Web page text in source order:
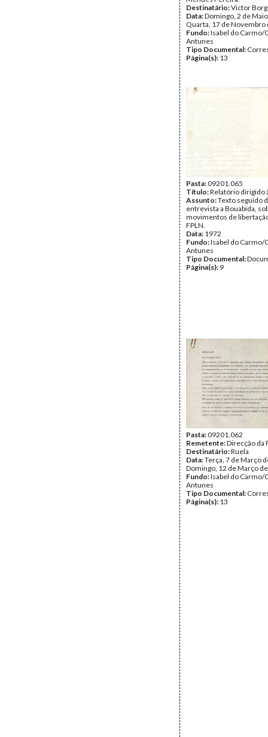
Destinatário:Victor
Data:Domingo, 2 de
Quarta, 17 de Novembro
Fundo:Isabel do Carmo/
Antunes
Tipo Documental:
Página(s): 13
Pasta:09201.065
Título:Relatório dirigido
Assunto:Texto seguido
entrevista a Bouabida,
movimentos de
FPLN.
Data: 1972
Fundo:Isabel do Carmo/
Antunes
Tipo Documental:
Página(s): 9
Pasta:09201.062
Remetente:Direcção da
Destinatário:Ruela
Data:Terça, 7 de Março
Domingo, 12 de Março
Fundo:Isabel do Carmo/
Antunes
Tipo Documental:
Página(s): 13